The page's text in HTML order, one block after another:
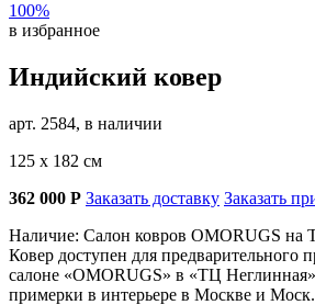
100%
в избранное
Индийский ковер
арт. 2584, в наличии
125 х 182 см
362 000 Р Заказать доставку Заказать
Наличие: Салон ковров OMORUGS на
Ковер доступен для предварительного
салоне «OMORUGS» в «ТЦ
примерки в интерьере в Москве и